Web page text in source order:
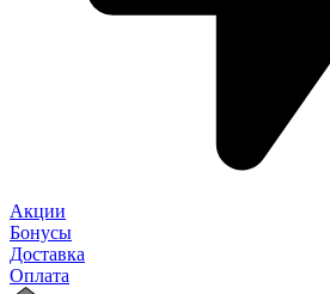
Акции
Бонусы
Доставка
Оплата